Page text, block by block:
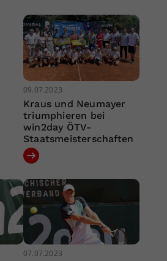
09.07.2023
Kraus und Neumayer
triumphieren bei
win2day ÖTV-
Staatsmeisterschaften
07.07.2023